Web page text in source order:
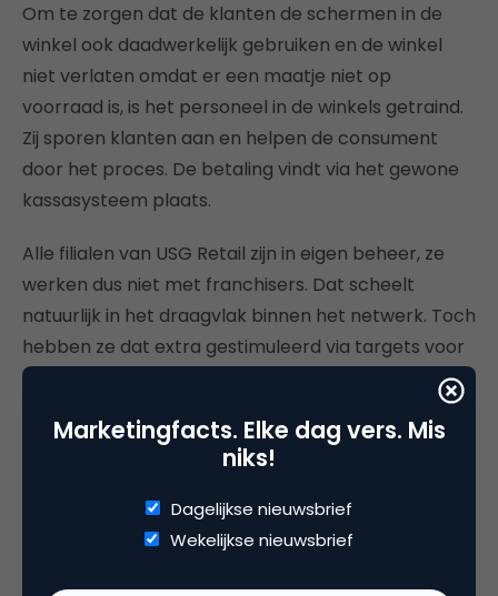
Om te zorgen dat de klanten de schermen in de
winkel ook daadwerkelijk gebruiken en de winkel
niet verlaten omdat er een maatje niet op
voorraad is, is het personeel in de winkels getraind.
Zij sporen klanten aan en helpen de consument
door het proces. De betaling vindt via het gewone
kassasysteem plaats.
Alle filialen van USG Retail zijn in eigen beheer, ze
werken dus niet met franchisers. Dat scheelt
natuurlijk in het draagvlak binnen het netwerk. Toch
hebben ze dat extra gestimuleerd via targets voor
de filialen, bonussen voor de sales en een
De omzet van de webshop is hoger dan de omzet
van het beste filiaal. Maar de omzet van de
schermen in de filialen is nog hoger. Exacte cijfers
Marketingfacts. Elke dag vers. Mis
niks!
Dagelijkse nieuwsbrief
Wekelijkse nieuwsbrief